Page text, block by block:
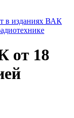
в изданиях ВАК
от 18